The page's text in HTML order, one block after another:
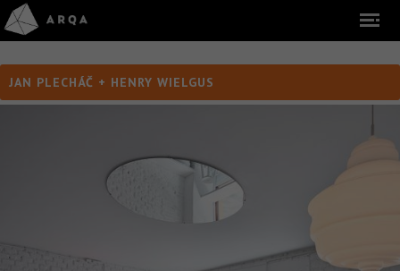
JAN PLECHÁČ + HENRY WIELGUS